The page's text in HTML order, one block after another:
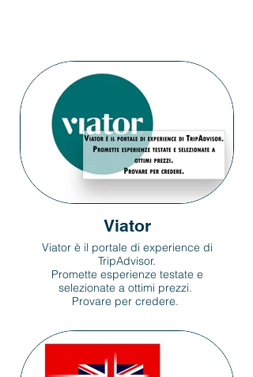
Viator
Viator è il portale di experience di
TripAdvisor.
Promette esperienze testate e
selezionate a ottimi prezzi.
Provare per credere.